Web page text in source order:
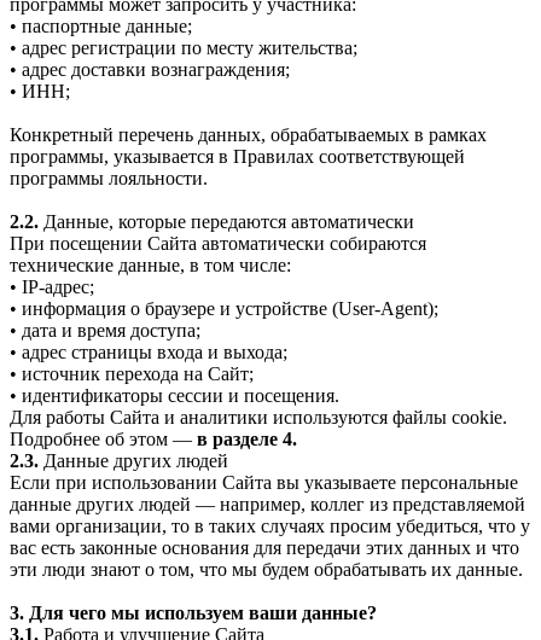
программы может запросить у участника:
• паспортные данные;
• адрес регистрации по месту жительства;
• адрес доставки вознаграждения;
• ИНН;
Конкретный перечень данных, обрабатываемых в рамках
программы, указывается в Правилах соответствующей
программы лояльности.
2.2. Данные, которые передаются автоматически
При посещении Сайта автоматически собираются
технические данные, в том числе:
• IP-адрес;
• информация о браузере и устройстве (User-Agent);
• дата и время доступа;
• адрес страницы входа и выхода;
• источник перехода на Сайт;
• идентификаторы сессии и посещения.
Для работы Сайта и аналитики используются файлы cookie.
Подробнее об этом — в разделе 4.
2.3. Данные других людей
Если при использовании Сайта вы указываете персональные
данные других людей — например, коллег из представляемой
вами организации, то в таких случаях просим убедиться, что у
вас есть законные основания для передачи этих данных и что
эти люди знают о том, что мы будем обрабатывать их данные.
3. Для чего мы используем ваши данные?
3.1. Работа и улучшение Сайта